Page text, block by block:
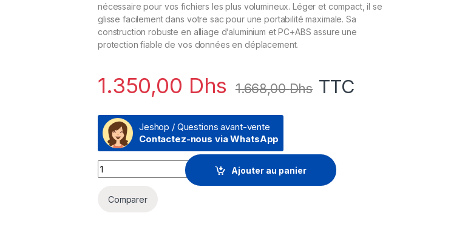
nécessaire pour vos fichiers les plus volumineux. Léger et compact, il se
glisse facilement dans votre sac pour une portabilité maximale. Sa
construction robuste en alliage d’aluminium et PC+ABS assure une
protection fiable de vos données en déplacement.
1.350,00 Dhs 1.668,00Dhs TTC
Jeshop / Questions avant-vente
Contactez-nous via WhatsApp
Disque dur portable SSD Hiksemi T300S type-C 1 To (HSM-ESSD-T300S-1T)
Ajouter au panier
Comparer